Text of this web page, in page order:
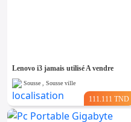
Lenovo i3 jamais utilisé A vendre
Sousse , Sousse ville
111.111 TND